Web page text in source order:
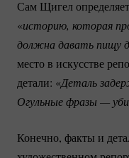
Сам Щигел
«историю, которая
должна давать пищу
место в искусстве
детали: «Деталь
Огульные фразы —
Конечно, факты и